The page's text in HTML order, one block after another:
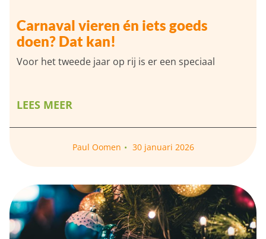
Carnaval vieren én iets goeds
doen? Dat kan!
Voor het tweede jaar op rij is er een speciaal
LEES MEER
Paul Oomen 30 januari 2026